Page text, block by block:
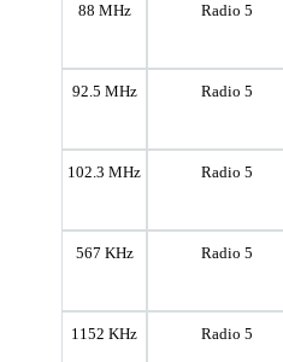
88 MHz Radio 5
92.5 MHz Radio 5
102.3 MHz Radio 5
567 KHz Radio 5
1152 KHz Radio 5